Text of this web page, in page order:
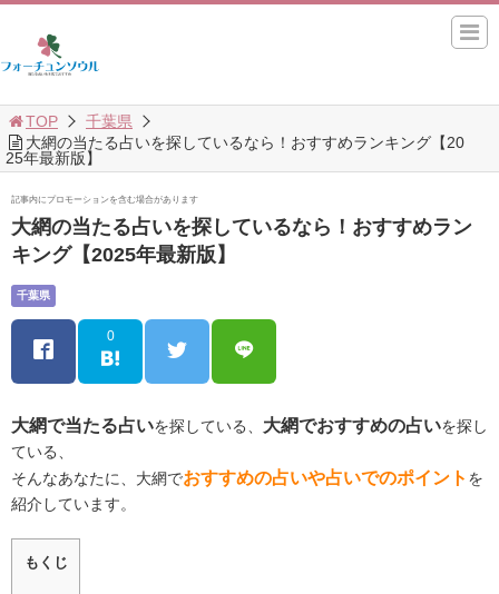
TOP
千葉県
大網の当たる占いを探しているなら！おすすめランキング【20
25年最新版】
記事内にプロモーションを含む場合があります
大網の当たる占いを探しているなら！おすすめラン
キング【2025年最新版】
千葉県
0
大網で当たる占いを探している、 大網でおすすめの占いを探し
ている、
そんなあなたに、大網でおすすめの占いや占いでのポイント を
紹介しています。
もくじ